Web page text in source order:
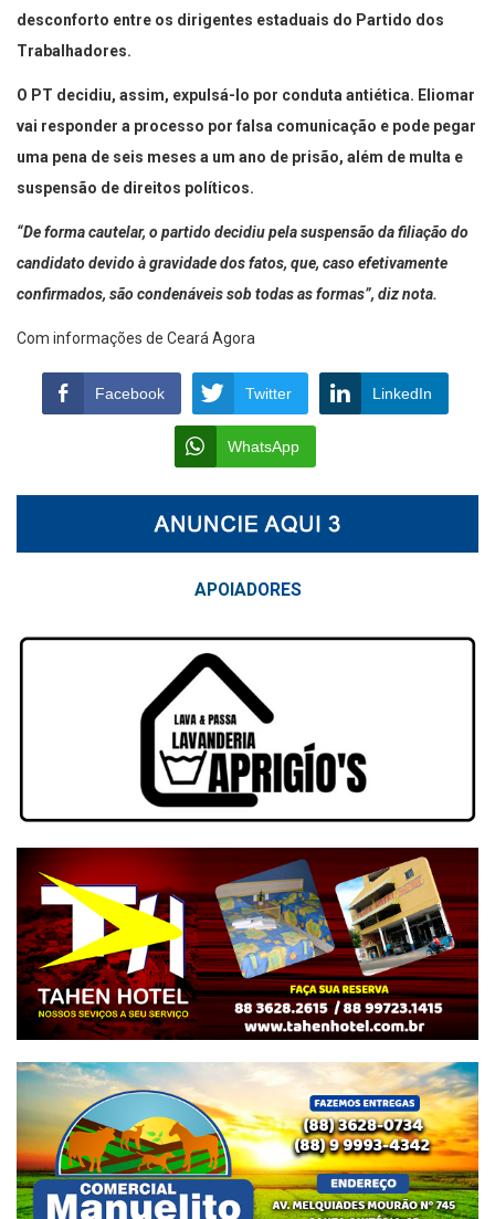
desconforto entre os dirigentes estaduais do Partido dos
Trabalhadores.
O PT decidiu, assim, expulsá-lo por conduta antiética. Eliomar
vai responder a processo por falsa comunicação e pode pegar
uma pena de seis meses a um ano de prisão, além de multa e
suspensão de direitos políticos.
“De forma cautelar, o partido decidiu pela suspensão da filiação do
candidato devido à gravidade dos fatos, que, caso efetivamente
confirmados, são condenáveis sob todas as formas”, diz nota.
Com informações de Ceará Agora
Facebook Twitter LinkedIn
WhatsApp
APOIADORES